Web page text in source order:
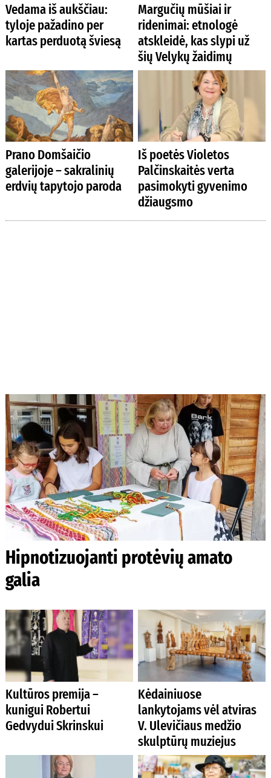
Vedama iš aukščiau:
tyloje pažadino per
kartas perduotą šviesą
Margučių mūšiai ir
ridenimai: etnologė
atskleidė, kas slypi už
šių Velykų žaidimų
Prano Domšaičio
galerijoje – sakralinių
erdvių tapytojo paroda
Iš poetės Violetos
Palčinskaitės verta
pasimokyti gyvenimo
džiaugsmo
Hipnotizuojanti protėvių amato
galia
Kultūros premija –
kunigui Robertui
Gedvydui Skrinskui
Kėdainiuose
lankytojams vėl atviras
V. Ulevičiaus medžio
skulptūrų muziejus